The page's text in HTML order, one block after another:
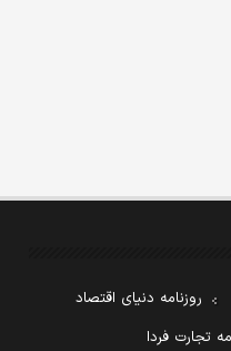
روزنامه دنیای اقتصاد
تجارت فردا